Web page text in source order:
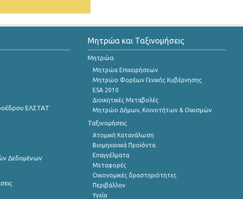
ΕΛΣΤΑΤ
Δεδομένων
Μητρώα και Ταξινομήσεις
Μητρώα
Μητρώα Επιχειρήσεων
Μητρώο Φορέων Γενικής Κυβέρνησης
ESA 2010
Διοικητικές Μεταβολές
Μητρώο Δήμων, Κοινοτήτων & Οικισμών
Ταξινομήσεις
Ατομική Κατανάλωση
Βιομηχανικά Προϊόντα
Επαγγέλματα
Μεταφορές
Οικονομικές δραστηριότητες
Περιβάλλον
Υγεία